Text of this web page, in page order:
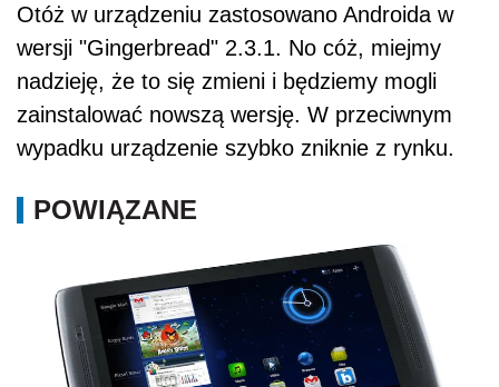
Otóż w urządzeniu zastosowano Androida w
wersji "Gingerbread" 2.3.1. No cóż, miejmy
nadzieję, że to się zmieni i będziemy mogli
zainstalować nowszą wersję. W przeciwnym
wypadku urządzenie szybko zniknie z rynku.
POWIĄZANE